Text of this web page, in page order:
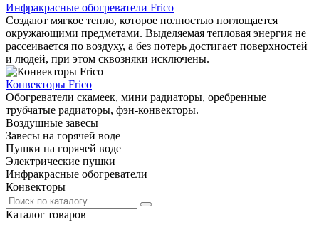
Инфракрасные обогреватели Frico
Создают мягкое тепло, которое полностью поглощается
окружающими предметами. Выделяемая тепловая энергия не
рассеивается по воздуху, а без потерь достигает поверхностей
и людей, при этом сквозняки исключены.
Конвекторы Frico
Обогреватели скамеек, мини радиаторы, оребренные
трубчатые радиаторы, фэн-конвекторы.
Воздушные завесы
Завесы на горячей воде
Пушки на горячей воде
Электрические пушки
Инфракрасные обогреватели
Конвекторы
Каталог товаров